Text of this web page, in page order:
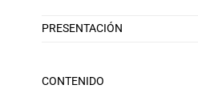
PRESENTACIÓN
CONTENIDO